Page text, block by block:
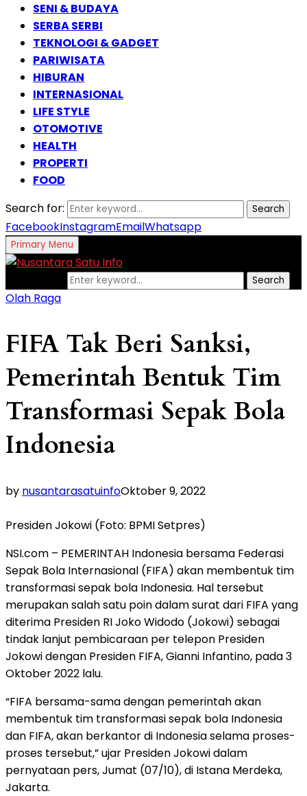
SENI & BUDAYA
SERBA SERBI
TEKNOLOGI & GADGET
PARIWISATA
HIBURAN
INTERNASIONAL
LIFE STYLE
OTOMOTIVE
HEALTH
PROPERTI
FOOD
Search for:
Search
FacebookInstagramEmailWhatsapp
Primary Menu
Search
Olah Raga
FIFA Tak Beri Sanksi,
Pemerintah Bentuk Tim
Transformasi Sepak Bola
Indonesia
by nusantarasatuinfoOktober 9, 2022
Presiden Jokowi (Foto: BPMI Setpres)
NSI.com – PEMERINTAH Indonesia bersama Federasi
Sepak Bola Internasional (FIFA) akan membentuk tim
transformasi sepak bola Indonesia. Hal tersebut
merupakan salah satu poin dalam surat dari FIFA yang
diterima Presiden RI Joko Widodo (Jokowi) sebagai
tindak lanjut pembicaraan per telepon Presiden
Jokowi dengan Presiden FIFA, Gianni Infantino, pada 3
Oktober 2022 lalu.
“FIFA bersama-sama dengan pemerintah akan
membentuk tim transformasi sepak bola Indonesia
dan FIFA, akan berkantor di Indonesia selama proses-
proses tersebut,” ujar Presiden Jokowi dalam
pernyataan pers, Jumat (07/10), di Istana Merdeka,
Jakarta.